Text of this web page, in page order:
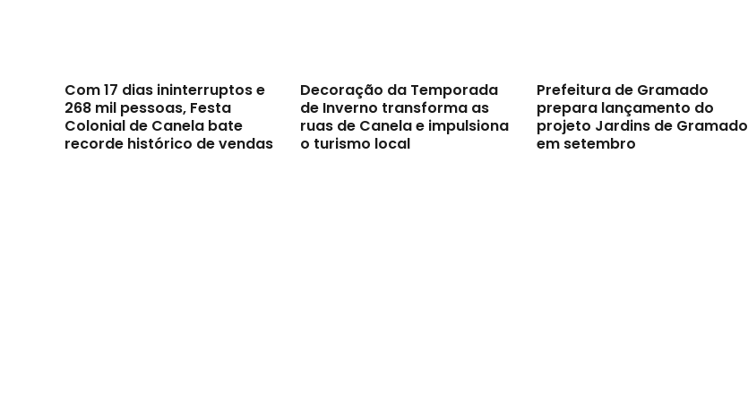
Com 17 dias ininterruptos e
268 mil pessoas, Festa
Colonial de Canela bate
recorde histórico de vendas
Decoração da Temporada
de Inverno transforma as
ruas de Canela e impulsiona
o turismo local
Prefeitura de Gramado
prepara lançamento do
projeto Jardins de Gramado
em setembro